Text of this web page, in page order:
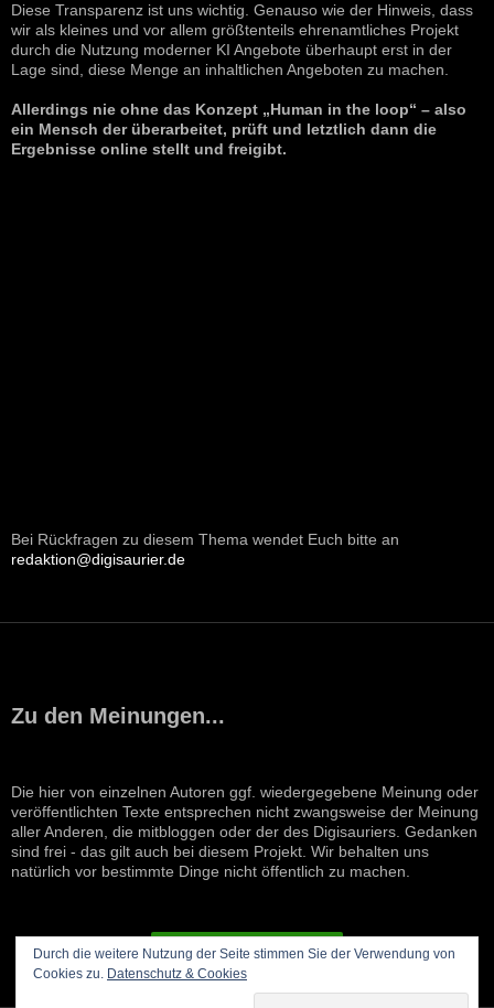
Diese Transparenz ist uns wichtig. Genauso wie der Hinweis, dass
wir als kleines und vor allem größtenteils ehrenamtliches Projekt
durch die Nutzung moderner KI Angebote überhaupt erst in der
Lage sind, diese Menge an inhaltlichen Angeboten zu machen.
Allerdings nie ohne das Konzept „Human in the loop“ – also
ein Mensch der überarbeitet, prüft und letztlich dann die
Ergebnisse online stellt und freigibt.
Bei Rückfragen zu diesem Thema wendet Euch bitte an
redaktion@digisaurier.de
Zu den Meinungen...
Die hier von einzelnen Autoren ggf. wiedergegebene Meinung oder
veröffentlichten Texte entsprechen nicht zwangsweise der Meinung
aller Anderen, die mitbloggen oder der des Digisauriers. Gedanken
sind frei - das gilt auch bei diesem Projekt. Wir behalten uns
natürlich vor bestimmte Dinge nicht öffentlich zu machen.
VERTRAG WIDERRUFEN
Durch die weitere Nutzung der Seite stimmen Sie der Verwendung von
Cookies zu. Datenschutz & Cookies